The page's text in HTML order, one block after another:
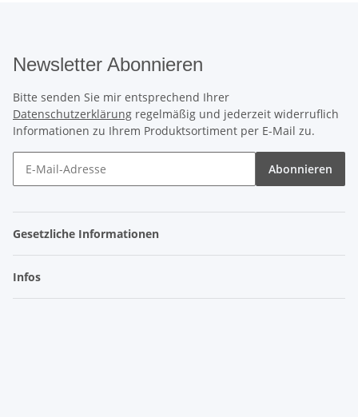
Newsletter Abonnieren
Bitte senden Sie mir entsprechend Ihrer
Datenschutzerklärung regelmäßig und jederzeit widerruflich
Informationen zu Ihrem Produktsortiment per E-Mail zu.
Abonnieren
Gesetzliche Informationen
Infos